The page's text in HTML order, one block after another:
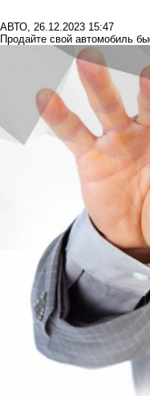
АВТО, 26.12.2023 15:47
Продайте свой автомобиль